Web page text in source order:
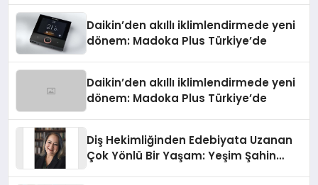
Daikin’den akıllı iklimlendirmede yeni
dönem: Madoka Plus Türkiye’de
Daikin’den akıllı iklimlendirmede yeni
dönem: Madoka Plus Türkiye’de
Diş Hekimliğinden Edebiyata Uzanan
Çok Yönlü Bir Yaşam: Yeşim Şahin